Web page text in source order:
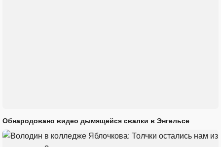
Обнародовано видео дымящейся свалки в Энгельсе